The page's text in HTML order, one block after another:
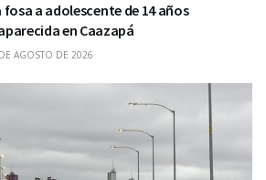
fosa a adolescente de 14 años
en Caazapá
AGOSTO DE 2026